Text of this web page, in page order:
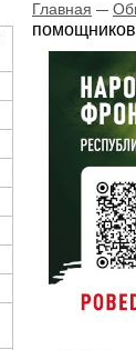
Главная